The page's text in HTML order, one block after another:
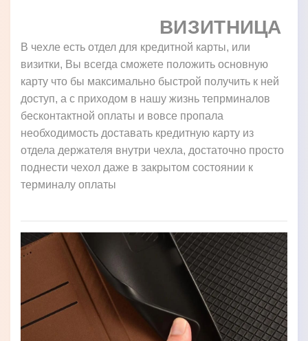
ВИЗИТНИЦА
В чехле есть отдел для кредитной карты, или
визитки, Вы всегда сможете положить основную
карту что бы максимально быстрой получить к ней
доступ, а с приходом в нашу жизнь тепрминалов
бесконтактной оплаты и вовсе пропала
необходимость доставать кредитную карту из
отдела держателя внутри чехла, достаточно просто
поднести чехол даже в закрытом состоянии к
терминалу оплаты